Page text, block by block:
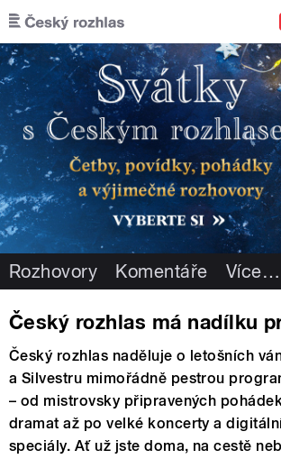
Přejít k hlavnímu obsahu
Rozhovory Komentáře Více…
Český rozhlas má nadílku
Český rozhlas naděluje o letošních
a Silvestru mimořádně pestrou
– od mistrovsky připravených
dramat až po velké koncerty a
speciály. Ať už jste doma, na cestě